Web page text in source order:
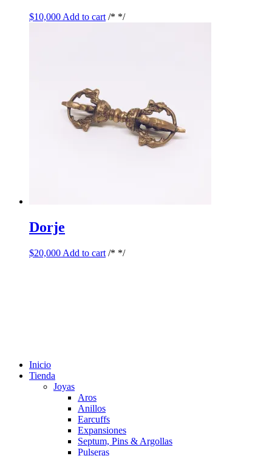
$10,000 Add to cart /* */
Dorje
$20,000 Add to cart /* */
Inicio
Tienda
Joyas
Aros
Anillos
Earcuffs
Expansiones
Septum, Pins & Argollas
Pulseras